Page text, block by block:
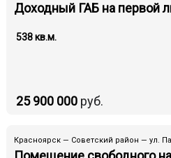
Доходный ГАБ на первой
25 900 000руб.
538 кв.м.
Красноярск — Советский район — ул.